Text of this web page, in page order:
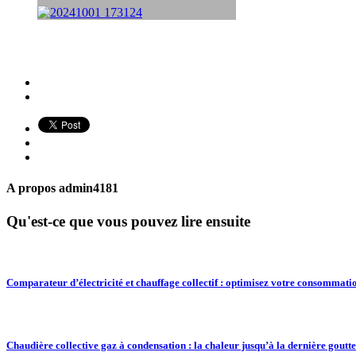
A propos admin4181
Qu'est-ce que vous pouvez lire ensuite
Comparateur d’électricité et chauffage collectif : optimisez votre
Chaudière collective gaz à condensation : la chaleur jusqu’à la dernière goutte